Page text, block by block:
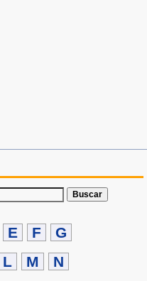
Buscar
E F
G
L M
N